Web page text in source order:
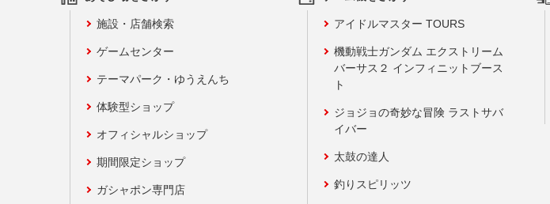
施設・店舗検索
ゲームセンター
テーマパーク・ゆうえんち
体験型ショップ
オフィシャルショップ
期間限定ショップ
ガシャポン専門店
アイドルマスター TOURS
機動戦士ガンダム エクストリーム
バーサス２ インフィニットブース
ト
ジョジョの奇妙な冒険 ラストサバ
イバー
太鼓の達人
釣りスピリッツ